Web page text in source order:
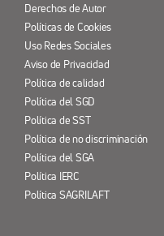
Derechos de Autor
Políticas de Cookies
Uso Redes Sociales
Aviso de Privacidad
Política de calidad
Política del SGD
Política de SST
Política de no discriminación
Política del SGA
Política IERC
Política SAGRILAFT